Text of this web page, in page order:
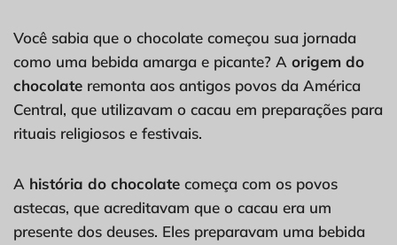
Você sabia que o chocolate começou sua jornada
como uma bebida amarga e picante? A origem do
chocolate remonta aos antigos povos da América
Central, que utilizavam o cacau em preparações para
rituais religiosos e festivais.
A história do chocolate começa com os povos
astecas, que acreditavam que o cacau era um
presente dos deuses. Eles preparavam uma bebida